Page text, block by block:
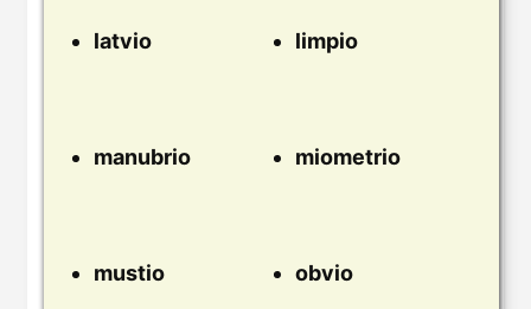
latvio limpio
manubrio miometrio
mustio obvio